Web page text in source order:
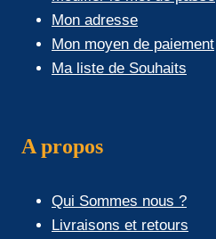
Mon adresse
Mon moyen de paiement
Ma liste de Souhaits
A propos
Qui Sommes nous ?
Livraisons et retours